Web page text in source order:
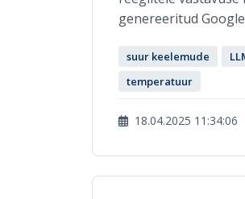
genereeritud
suur keelemude
temperatuur
18.04.2025 11:34:06